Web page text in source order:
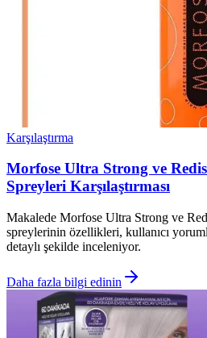
Karşılaştırma
Morfose Ultra Strong ve
Spreyleri Karşılaştırması
Makalede Morfose Ultra Strong ve
spreylerinin özellikleri, kullanıcı
detaylı şekilde inceleniyor.
Daha fazla bilgi edinin